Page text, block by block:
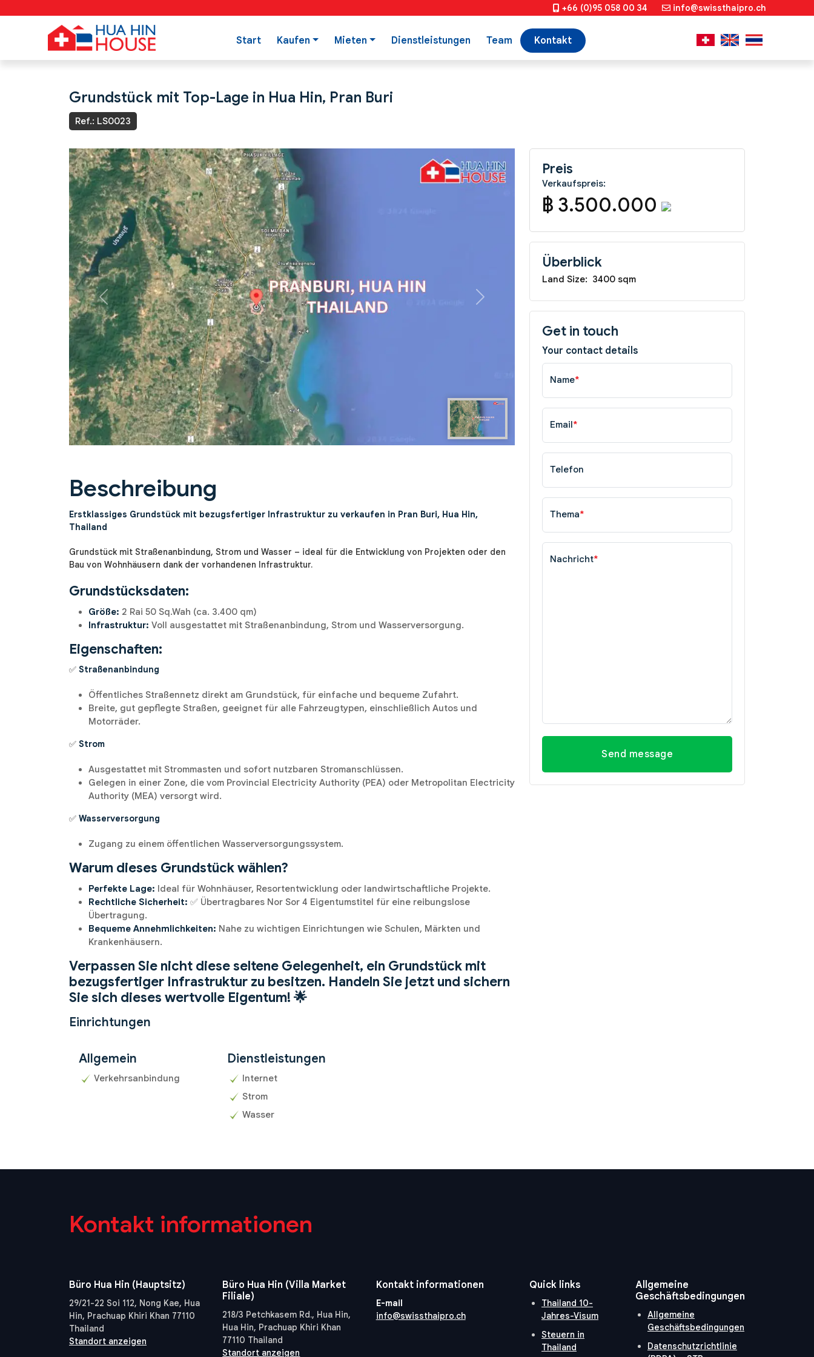
+66 (0)95 058 00 34 info@swissthaipro.ch
Start Kaufen Mieten Dienstleistungen Team Kontakt
Grundstück mit Top-Lage in Hua Hin, Pran Buri
Ref.: LS0023
Previous Next
Beschreibung
Erstklassiges Grundstück mit bezugsfertiger Infrastruktur zu verkaufen in Pran Buri, Hua Hin,
Thailand
Grundstück mit Straßenanbindung, Strom und Wasser – ideal für die Entwicklung von Projekten oder den
Bau von Wohnhäusern dank der vorhandenen Infrastruktur.
Grundstücksdaten:
Größe: 2 Rai 50 Sq.Wah (ca. 3.400 qm)
Infrastruktur: Voll ausgestattet mit Straßenanbindung, Strom und Wasserversorgung.
Eigenschaften:
✅ Straßenanbindung
Öffentliches Straßennetz direkt am Grundstück, für einfache und bequeme Zufahrt.
Breite, gut gepflegte Straßen, geeignet für alle Fahrzeugtypen, einschließlich Autos und
Motorräder.
✅ Strom
Ausgestattet mit Strommasten und sofort nutzbaren Stromanschlüssen.
Gelegen in einer Zone, die vom Provincial Electricity Authority (PEA) oder Metropolitan Electricity
Authority (MEA) versorgt wird.
✅ Wasserversorgung
Zugang zu einem öffentlichen Wasserversorgungssystem.
Warum dieses Grundstück wählen?
Perfekte Lage: Ideal für Wohnhäuser, Resortentwicklung oder landwirtschaftliche Projekte.
Rechtliche Sicherheit: ✅ Übertragbares Nor Sor 4 Eigentumstitel für eine reibungslose
Übertragung.
Bequeme Annehmlichkeiten: Nahe zu wichtigen Einrichtungen wie Schulen, Märkten und
Krankenhäusern.
Verpassen Sie nicht diese seltene Gelegenheit, ein Grundstück mit
bezugsfertiger Infrastruktur zu besitzen. Handeln Sie jetzt und sichern
Sie sich dieses wertvolle Eigentum! 🌟
Einrichtungen
Allgemein
Verkehrsanbindung
Dienstleistungen
Internet
Strom
Wasser
Preis
Verkaufspreis:
฿ 3.500.000
Überblick
Land Size: 3400 sqm
Get in touch
Your contact details
Name*
Email*
Telefon
Thema*
Nachricht*
Send message
Kontakt informationen
Büro Hua Hin (Hauptsitz)
29/21-22 Soi 112, Nong Kae, Hua
Hin, Prachuap Khiri Khan 77110
Thailand
Standort anzeigen
Büro Hua Hin (Villa Market
Filiale)
218/3 Petchkasem Rd., Hua Hin,
Hua Hin, Prachuap Khiri Khan
77110 Thailand
Standort anzeigen
Kontakt informationen
E-mail
info@swissthaipro.ch
Quick links
Thailand 10-
Jahres-Visum
Steuern in
Thailand
Allgemeine
Geschäftsbedingungen
Allgemeine
Geschäftsbedingungen
Datenschutzrichtlinie